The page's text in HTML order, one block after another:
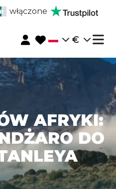
włączone
€
AFRYKI:
DO